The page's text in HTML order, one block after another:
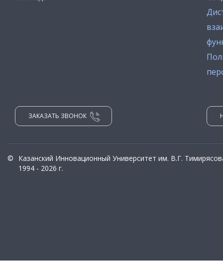
ЗАКАЗАТЬ ЗВОНОК
©
Казанский Инновационный Университет им. В.Г.
1994 - 2026 г.